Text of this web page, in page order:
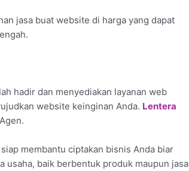
jasa buat website di harga yang dapat
hadir dan menyediakan layanan web
website keinginan Anda. Lentera
membantu ciptakan bisnis Anda biar
usaha, baik berbentuk produk maupun jasa